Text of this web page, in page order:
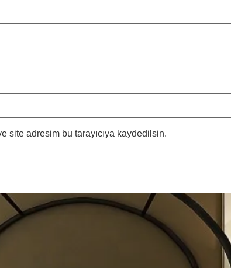
site adresim bu tarayıcıya kaydedilsin.